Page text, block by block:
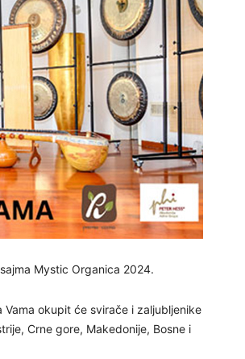
Mystic Organica 2024.
okupit će svirače i zaljubljenike
Crne gore, Makedonije, Bosne i